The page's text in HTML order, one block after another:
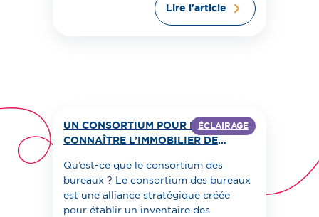
Lire l'article
ÉCLAIRAGE
UN CONSORTIUM POUR MIEUX
CONNAÎTRE L’IMMOBILIER DE
EVOLUTION
Qu’est-ce que le consortium des
bureaux ? Le consortium des bureaux
est une alliance stratégique créée
pour établir un inventaire des